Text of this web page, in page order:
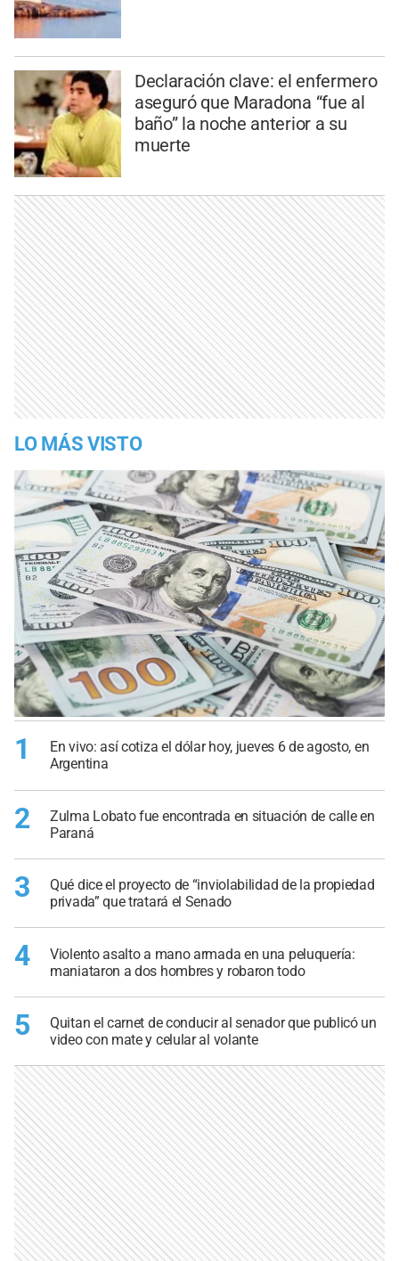
Declaración clave: el enfermero
aseguró que Maradona “fue al
baño” la noche anterior a su
muerte
LO MÁS VISTO
1
En vivo: así cotiza el dólar hoy, jueves 6 de agosto, en
Argentina
2
Zulma Lobato fue encontrada en situación de calle en
Paraná
3
Qué dice el proyecto de “inviolabilidad de la propiedad
privada” que tratará el Senado
4
Violento asalto a mano armada en una peluquería:
maniataron a dos hombres y robaron todo
5
Quitan el carnet de conducir al senador que publicó un
video con mate y celular al volante